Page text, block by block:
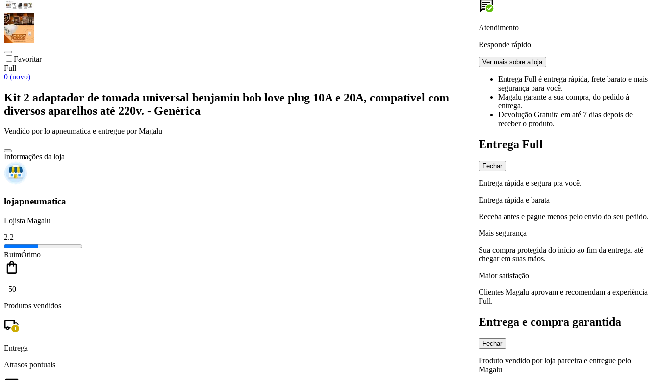
Favoritar
Full
0 (novo)
Kit 2 adaptador de tomada universal benjamin bob love plug 10A e 20A, compatível com
diversos aparelhos até 220v. - Genérica
Vendido porlojapneumatica e entregue por Magalu
Informações da loja
lojapneumatica
Lojista Magalu
2.2
RuimÓtimo
+50
Produtos vendidos
Entrega
Atrasos pontuais
Atendimento
Responde rápido
Ver mais sobre a loja
Entrega Full é entrega rápida, frete barato e mais
segurança para você.
Magalu garante a sua compra, do pedido à
entrega.
Devolução Gratuita em até 7 dias depois de
receber o produto.
Entrega Full
Fechar
Entrega rápida e segura pra você.
Entrega rápida e barata
Receba antes e pague menos pelo envio do seu pedido.
Mais segurança
Sua compra protegida do início ao fim da entrega, até
chegar em suas mãos.
Maior satisfação
Clientes Magalu aprovam e recomendam a experiência
Full.
Entrega e compra garantida
Fechar
Produto vendido por loja parceira e entregue pelo
Magalu